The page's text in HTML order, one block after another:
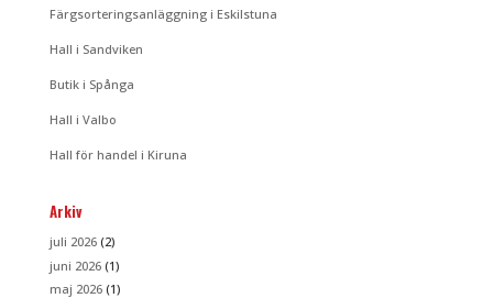
Färgsorteringsanläggning i Eskilstuna
Hall i Sandviken
Butik i Spånga
Hall i Valbo
Hall för handel i Kiruna
Arkiv
juli 2026(2)
juni 2026(1)
maj 2026(1)